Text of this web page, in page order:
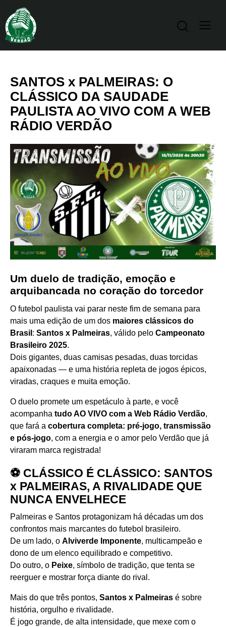
SANTOS x PALMEIRAS: O
CLÁSSICO DA SAUDADE
PAULISTA AO VIVO COM A WEB
RÁDIO VERDÃO
Um duelo de tradição, emoção e
arquibancada no coração do torcedor
O futebol paulista vai parar neste fim de semana para
mais uma edição de um dos maiores clássicos do
Brasil : Santos x Palmeiras, válido pelo Campeonato
Brasileiro 2025.
Dois gigantes, duas camisas pesadas, duas torcidas
apaixonadas — e uma história repleta de jogos épicos,
viradas, craques e muita emoção.
O duelo promete um espetáculo à parte, e você
acompanha tudoAO VIVO com a Web Rádio Verdão,
que fará a cobertura completa: pré-jogo, transmissão
e pós-jogo, com a energia e o amor pelo Verdão que já
viraram marca registrada!
⚽ CLÁSSICO É CLÁSSICO: SANTOS
x PALMEIRAS, A RIVALIDADE QUE
NUNCA ENVELHECE
Palmeiras e Santos protagonizam há décadas um dos
confrontos mais marcantes do futebol brasileiro.
De um lado, o Alviverde Imponente, multicampeão e
dono de um elenco equilibrado e competitivo.
Do outro, o Peixe, símbolo de tradição, que tenta se
reerguer e mostrar força diante do rival.
Mais do que três pontos, Santos x Palmeiras é sobre
história, orgulho e rivalidade.
É jogo grande, de alta intensidade, que mexe com o